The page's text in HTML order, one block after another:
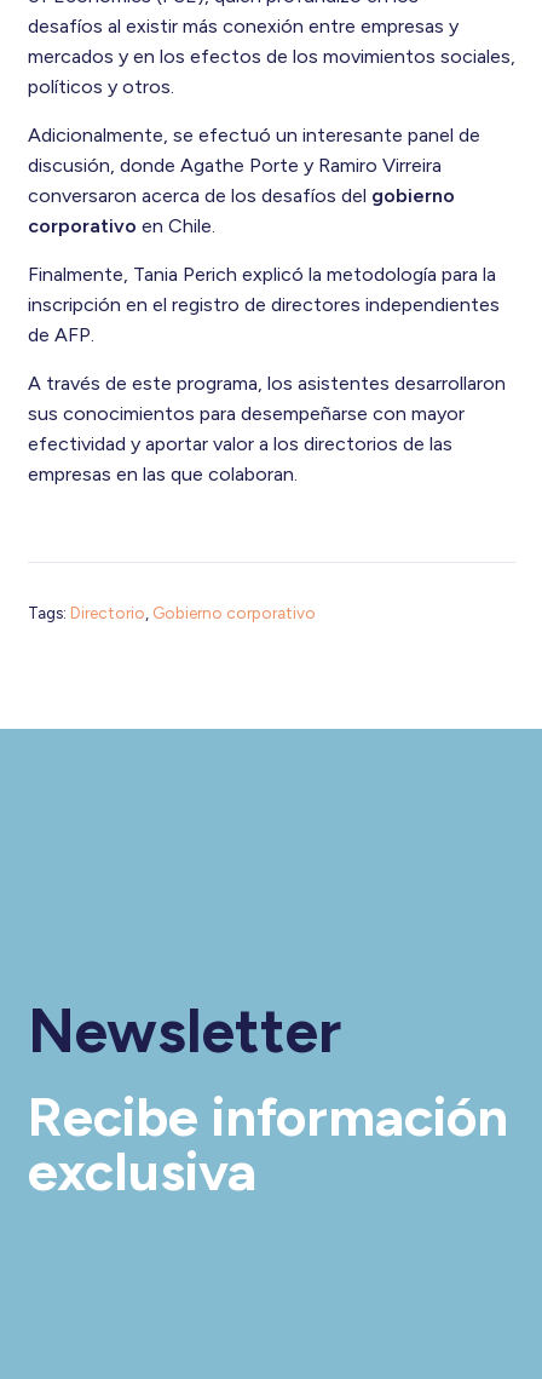
desafíos al existir más conexión entre empresas y
mercados y en los efectos de los movimientos sociales,
políticos y otros.
Adicionalmente, se efectuó un interesante panel de
discusión, donde Agathe Porte y Ramiro Virreira
conversaron acerca de los desafíos del gobierno
corporativo en Chile.
Finalmente, Tania Perich explicó la metodología para la
inscripción en el registro de directores independientes
de AFP.
A través de este programa, los asistentes desarrollaron
sus conocimientos para desempeñarse con mayor
efectividad y aportar valor a los directorios de las
empresas en las que colaboran.
Tags: Directorio Gobierno corporativo
Newsletter
Recibe información
exclusiva